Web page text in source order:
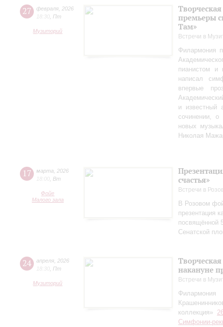
27 февраля 2026
18:30 Пт
Музиторий
премьеры
Там»
Встречи в
Филармония
пианистом и
написал
впервые
и известный
сочинении,
новых
Николая
17 марта
2026
18:00 Вт
Фойе
Малого зала
счастья»
Встречи в
В Розовом
презентация
посвящённой
Сенатской
24 апреля 2026
18:30 Пт
Музиторий
накануне
Встречи в
коллекция»
Симфонии-